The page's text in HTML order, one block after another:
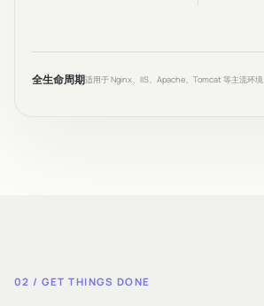
全生命周期适用于 Nginx、IIS、Apache、Tomcat 等主流环境
02 / GET THINGS DONE